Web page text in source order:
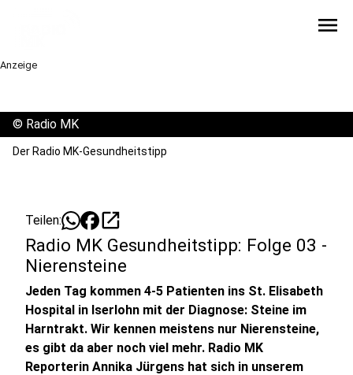
menu
Anzeige
© Radio MK
Der Radio MK-Gesundheitstipp
Teilen: open_in_new
Radio MK Gesundheitstipp: Folge 03 -
Nierensteine
Jeden Tag kommen 4-5 Patienten ins St. Elisabeth
Hospital in Iserlohn mit der Diagnose: Steine im
Harntrakt. Wir kennen meistens nur Nierensteine,
es gibt da aber noch viel mehr. Radio MK
Reporterin Annika Jürgens hat sich in unserem